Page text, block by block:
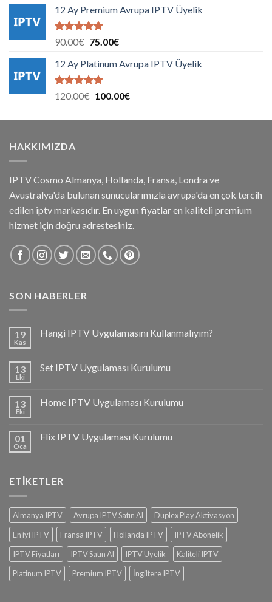
aldı
12 Ay Premium Avrupa IPTV Üyelik
5 üzerinden
aldı
90.00€ Orijinal
90.00€.
75.00€Şu
fiyat:
12 Ay Platinum Avrupa IPTV Üyelik
5 üzerinden
120.00€ Orijinal
120.00€.
100.00€Şu
fiyat:
HAKKIMIZDA
IPTV Cosmo Almanya, Hollanda, Fransa, Londra ve
Avustralya'da bulunan sunucularımızla avrupa'da en çok tercih
edilen iptv markasıdır. En uygun fiyatlar en kaliteli premium
hizmet için doğru adrestesiniz.
SON HABERLER
19
Kas
Hangi IPTV Uygulamasını Kullanmalıyım?
13
Eki
Set IPTV Uygulaması Kurulumu
13
Eki
Home IPTV Uygulaması Kurulumu
01
Oca
Flix IPTV Uygulaması Kurulumu
ETIKETLER
Almanya IPTV Avrupa IPTV Satın Al
Duplex Play Aktivasyon
En iyi IPTV
Fransa IPTV Hollanda IPTV
IPTV Abonelik
IPTV Fiyatları
IPTV Satın Al IPTV Üyelik
Kaliteli IPTV
Platinum IPTV
Premium IPTV İngiltere IPTV